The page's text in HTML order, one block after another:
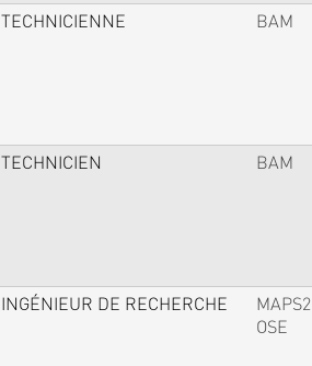
TECHNICIENNE BAM
TECHNICIEN BAM
INGÉNIEUR DE RECHERCHE
MAPS2
OSE